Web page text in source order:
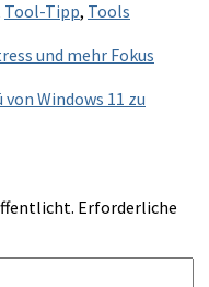
Tool-Tipp, Tools
und mehr Fokus
Windows 11 zu
Erforderliche